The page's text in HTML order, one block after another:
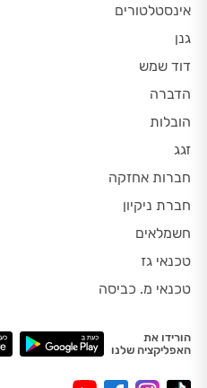
אינסטלטורים
גנן
דוד שמש
הדברה
הובלות
זגג
חברות אחזקה
חברת ניקיון
חשמלאים
טכנאי גז
טכנאי מ. כביסה
הורידו את
האפליקציה שלנו